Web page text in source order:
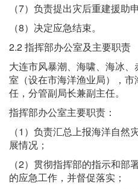
（7）负责提出灾后重建援助
（8）决定应急结束。
2.2 指挥部办公室及主要职责
大连市风暴潮、海啸、海冰
室（设在市海洋渔业局），
任，分管副局长兼副主任。
指挥部办公室主要职责：
（1）负责汇总上报海洋自
展情况；
（2）贯彻指挥部的指示和
的应急工作，并督促落实；